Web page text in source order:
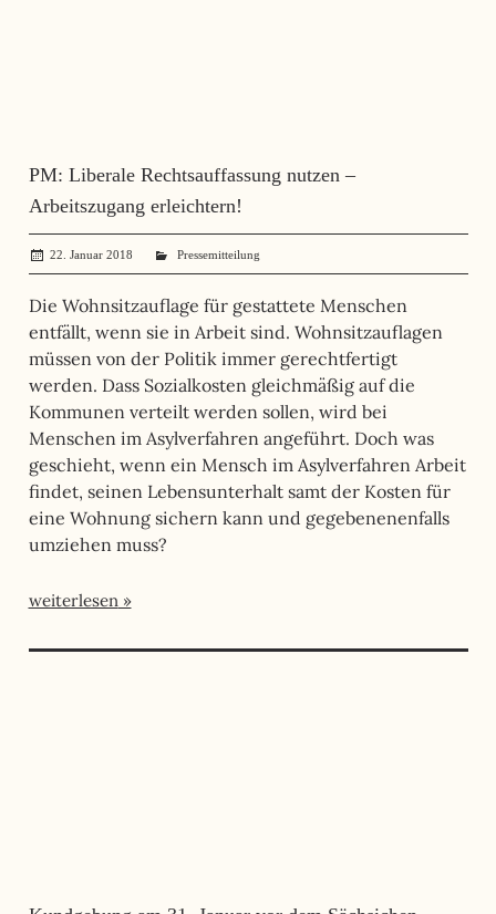
PM: Liberale Rechtsauffassung nutzen –
Arbeitszugang erleichtern!
22. Januar 2018 administrator
Pressemitteilung
Die Wohnsitzauflage für gestattete Menschen
entfällt, wenn sie in Arbeit sind. Wohnsitzauflagen
müssen von der Politik immer gerechtfertigt
werden. Dass Sozialkosten gleichmäßig auf die
Kommunen verteilt werden sollen, wird bei
Menschen im Asylverfahren angeführt. Doch was
geschieht, wenn ein Mensch im Asylverfahren Arbeit
findet, seinen Lebensunterhalt samt der Kosten für
eine Wohnung sichern kann und gegebenenenfalls
umziehen muss?
weiterlesen